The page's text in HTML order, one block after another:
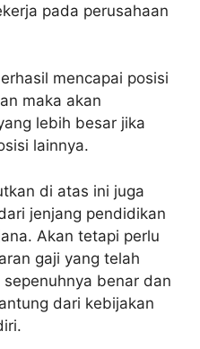
pada perusahaan
mencapai posisi
maka akan
lebih besar jika
lainnya.
di atas ini juga
jenjang pendidikan
Akan tetapi perlu
gaji yang telah
benar dan
dari kebijakan